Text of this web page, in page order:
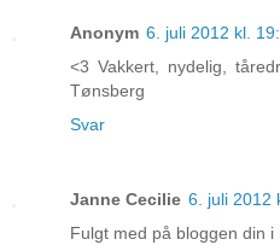
Anonym 6. juli 2012 kl.
<3 Vakkert, nydelig,
Tønsberg
Svar
Janne Cecilie 6. juli 2012
Fulgt med på bloggen din